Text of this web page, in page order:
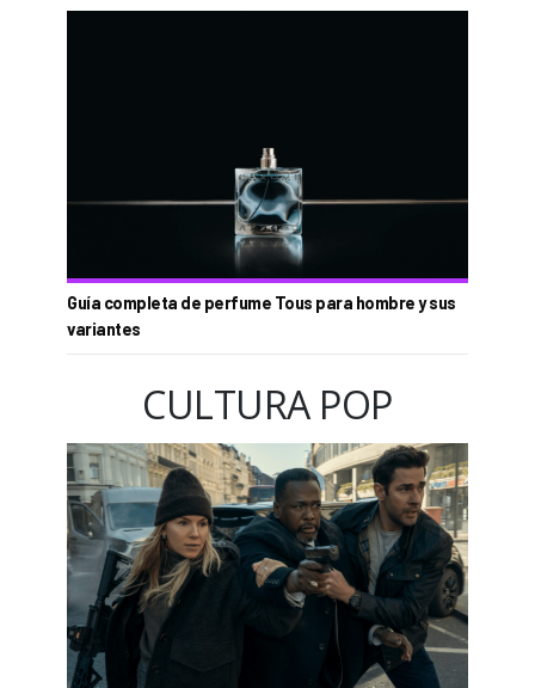
Guía completa de perfume Tous para hombre y sus
variantes
CULTURA POP